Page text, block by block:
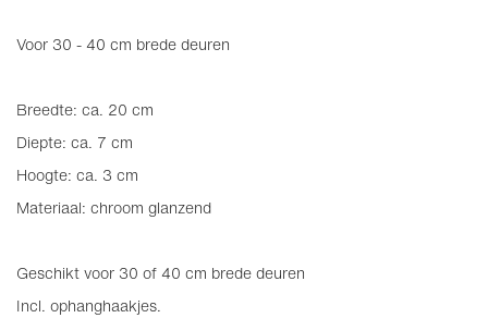
Voor 30 - 40 cm brede deuren
Breedte: ca. 20 cm
Diepte: ca. 7 cm
Hoogte: ca. 3 cm
Materiaal: chroom glanzend
Geschikt voor 30 of 40 cm brede deuren
Incl. ophanghaakjes.